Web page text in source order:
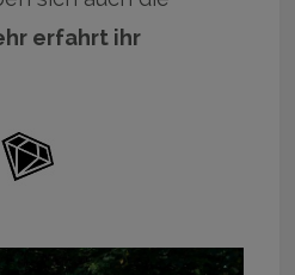
erfahrt ihr